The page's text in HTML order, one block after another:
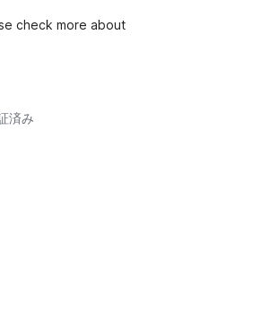
check more about
済み